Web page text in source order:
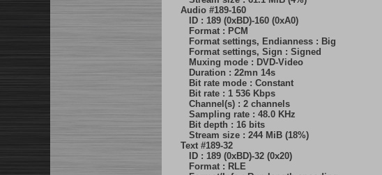
Audio #189-160
ID : 189 (0xBD)-160 (0xA0)
Format : PCM
Format settings, Endianness : Big
Format settings, Sign : Signed
Muxing mode : DVD-Video
Duration : 22mn 14s
Bit rate mode : Constant
Bit rate : 1 536 Kbps
Channel(s) : 2 channels
Sampling rate : 48.0 KHz
Bit depth : 16 bits
Stream size : 244 MiB (18%)
Text #189-32
ID : 189 (0xBD)-32 (0x20)
Format : RLE